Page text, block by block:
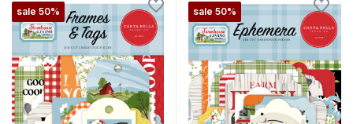
sale 50% sale 50%